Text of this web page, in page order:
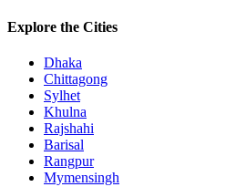
Explore the Cities
Dhaka
Chittagong
Sylhet
Khulna
Rajshahi
Barisal
Rangpur
Mymensingh